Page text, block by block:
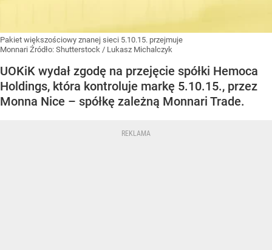
Pakiet większościowy znanej sieci 5.10.15. przejmuje
Monnari Źródło: Shutterstock / Lukasz Michalczyk
UOKiK wydał zgodę na przejęcie spółki Hemoca
Holdings, która kontroluje markę 5.10.15., przez
Monna Nice – spółkę zależną Monnari Trade.